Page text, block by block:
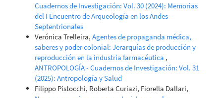
Cuadernos de Investigación: Vol. 30 (2024): Memorias
del I Encuentro de Arqueología en los Andes
Septentrionales
Verónica Trelleira, Agentes de propaganda médica,
saberes y poder colonial: Jerarquías de producción y
reproducción en la industria farmacéutica ,
ANTROPOLOGÍA - Cuadernos de Investigación: Vol. 31
(2025): Antropología y Salud
Filippo Pistocchi, Roberta Curiazi, Fiorella Dallari,